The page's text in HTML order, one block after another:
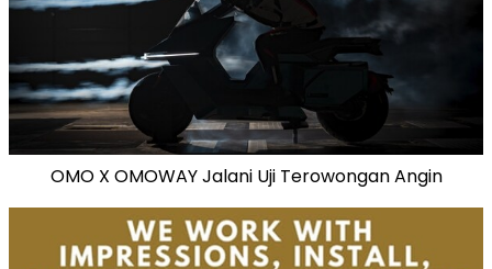
OMO X OMOWAY Jalani Uji Terowongan Angin